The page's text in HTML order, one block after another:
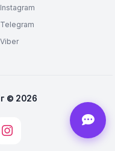
Instagram
Telegram
Viber
© 2026